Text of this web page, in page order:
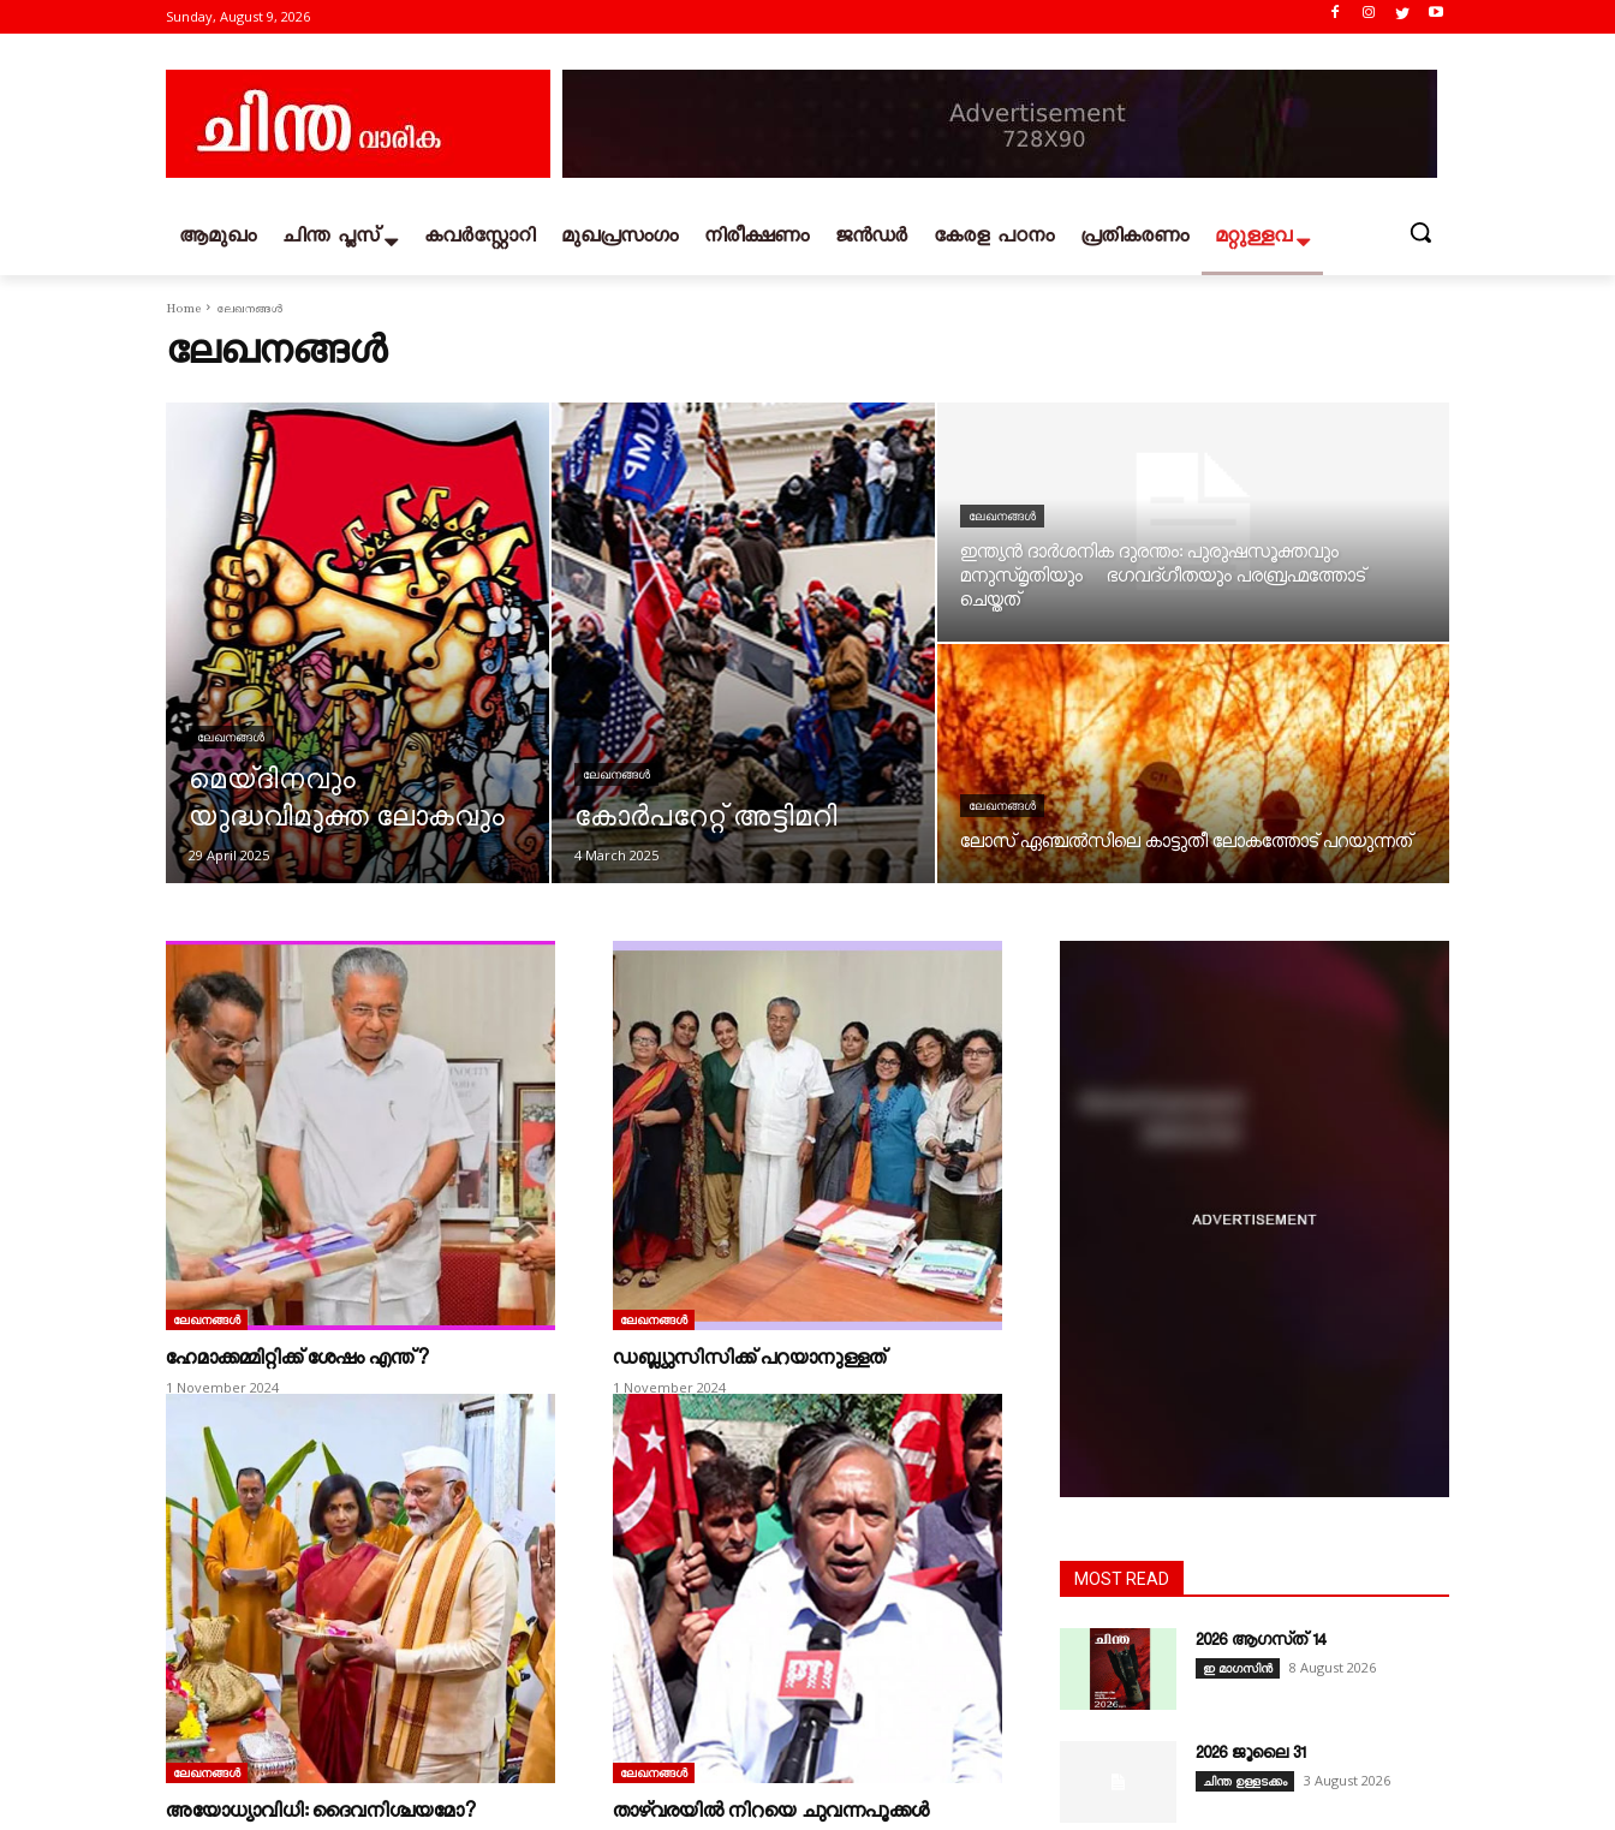
Sunday, August 9, 2026
ആമുഖം ചിന്ത പ്ലസ് കവര്‍സ്റ്റോറി മുഖപ്രസംഗം നിരീക്ഷണം ജൻഡർ കേരള പഠനം പ്രതികരണം മറ്റുള്ളവ
Home ലേഖനങ്ങൾ
ലേഖനങ്ങൾ
ലേഖനങ്ങൾ
മെയ്ദിനവും
യുദ്ധവിമുക്ത ലോകവും
29 April 2025
ലേഖനങ്ങൾ
കോർപറേറ്റ് അട്ടിമറി
4 March 2025
ലേഖനങ്ങൾ
ഇന്ത്യൻ ദാർശനിക ദുരന്തം: പുരുഷസൂക്തവും
മനുസ്മൃതിയും ഭഗവദ്ഗീതയും പരബ്രഹ്മത്തോട്
ചെയ്തത്
ലേഖനങ്ങൾ
ലോസ് ഏഞ്ചൽസിലെ കാട്ടുതീ ലോകത്തോട് പറയുന്നത്
ലേഖനങ്ങൾ
ഹേമാക്കമ്മിറ്റിക്ക് ശേഷം എന്ത്?
1 November 2024
ലേഖനങ്ങൾ
ഡബ്ല്യുസിസിക്ക് പറയാനുള്ളത്
1 November 2024
ലേഖനങ്ങൾ
അയോധ്യാവിധി: ദൈവനിശ്ചയമോ?
ലേഖനങ്ങൾ
താഴ്വരയിൽ നിറയെ ചുവന്നപൂക്കൾ
MOST READ
2026 ആഗസ്‌ത്‌ 14
ഇ മാഗസിൻ 8 August 2026
2026 ജൂലൈ 31
ചിന്ത ഉള്ളടക്കം 3 August 2026